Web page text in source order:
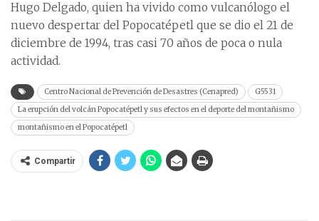
Hugo Delgado, quien ha vivido como vulcanólogo el
nuevo despertar del Popocatépetl que se dio el 21 de
diciembre de 1994, tras casi 70 años de poca o nula
actividad.
Centro Nacional de Prevención de Desastres (Cenapred)
G5531
La erupción del volcán Popocatépetl y sus efectos en el deporte del montañismo
montañismo en el Popocatépetl
Compartir